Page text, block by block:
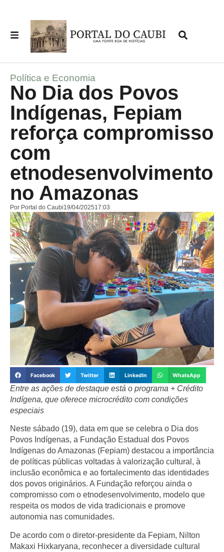
Política e Economia
No Dia dos Povos
Indígenas, Fepiam
reforça compromisso
com
etnodesenvolvimento
no Amazonas
Por Portal do Caubi19/04/202517:03
Facebook Twitter LinkedIn WhatsApp
Entre as ações de destaque está o programa + Crédito
Indígena, que oferece microcrédito com condições
especiais
Neste sábado (19), data em que se celebra o Dia dos
Povos Indígenas, a Fundação Estadual dos Povos
Indígenas do Amazonas (Fepiam) destacou a importância
de políticas públicas voltadas à valorização cultural, à
inclusão econômica e ao fortalecimento das identidades
dos povos originários. A Fundação reforçou ainda o
compromisso com o etnodesenvolvimento, modelo que
respeita os modos de vida tradicionais e promove
autonomia nas comunidades.
De acordo com o diretor-presidente da Fepiam, Nilton
Makaxi Hixkaryana, reconhecer a diversidade cultural